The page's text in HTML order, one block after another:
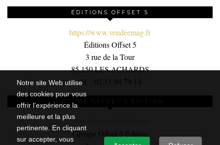
Notre site Web utilise
des cookies pour vous
offrir l’expérience la
meilleure et la plus
pertinente. En cliquant
sur accepter, vous
ÉDITIONS OFFSET 5
https://www.vendeemag.fr
Éditions Offset 5
3 rue de la Tour
85 150 LES ACHARDS
tél. : 02 51 94 79 14
GROUPE OFFSET 5 ÉDITION
https://www.offset5.com
Groupe Offset 5 Édition